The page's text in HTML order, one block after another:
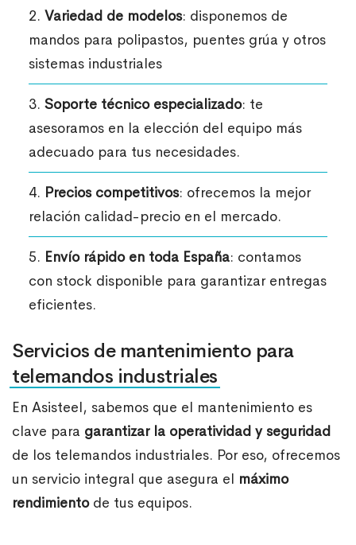
2. Variedad de modelos: disponemos de
mandos para polipastos, puentes grúa y otros
sistemas industriales
3. Soporte técnico especializado: te
asesoramos en la elección del equipo más
adecuado para tus necesidades.
4. Precios competitivos: ofrecemos la mejor
relación calidad-precio en el mercado.
5. Envío rápido en toda España: contamos
con stock disponible para garantizar entregas
eficientes.
Servicios de mantenimiento para
telemandos industriales
En Asisteel, sabemos que el mantenimiento es
clave para garantizar la operatividad y seguridad
de los telemandos industriales. Por eso, ofrecemos
un servicio integral que asegura el máximo
rendimientode tus equipos.